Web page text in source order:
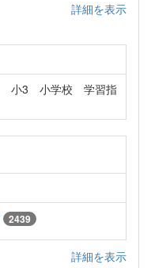
詳細を表示
小3 小学校 学習指
2439
詳細を表示